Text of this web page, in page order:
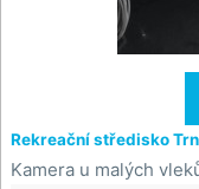
Rekreační středisko
Kamera u malých